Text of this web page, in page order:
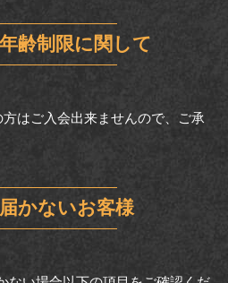
齢制限に関して
はご入会出来ませんので、ご承
かないお客様